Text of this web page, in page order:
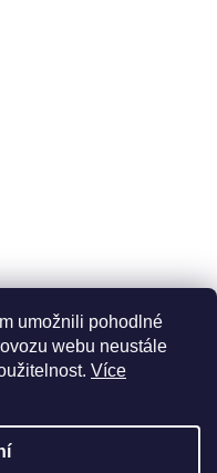
umožnili pohodlné
webu neustále
Více
vybírat stromy a
v pátek a v neděli